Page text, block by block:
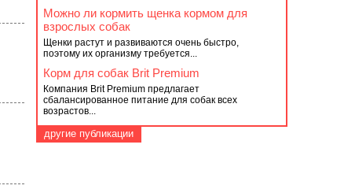
Можно ли кормить щенка кормом для
взрослых собак
Щенки растут и развиваются очень быстро,
поэтому их организму требуется...
Корм для собак Вrit Рremium
Компания Brit Premium предлагает
сбалансированное питание для собак всех
возрастов...
другие публикации